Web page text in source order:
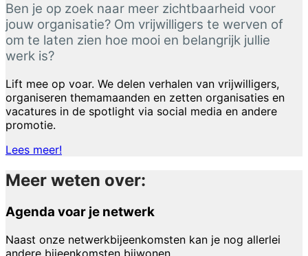
Ben je op zoek naar meer zichtbaarheid voor
jouw organisatie? Om vrijwilligers te werven of
om te laten zien hoe mooi en belangrijk jullie
werk is?
Lift mee op voar. We delen verhalen van vrijwilligers,
organiseren themamaanden en zetten organisaties en
vacatures in de spotlight via social media en andere
promotie.
Lees meer!
Meer weten over:
Agenda voar je netwerk
Naast onze netwerkbijeenkomsten kan je nog allerlei
andere bijeenkomsten bijwonen.